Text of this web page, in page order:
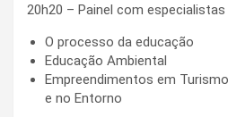
20h20 – Painel com
O processo da educação
Educação Ambiental
Empreendimentos em
e no Entorno